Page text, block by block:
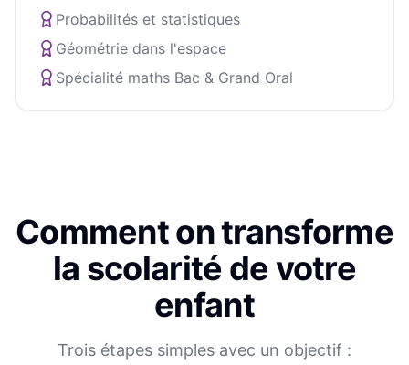
Probabilités et statistiques
Géométrie dans l'espace
Spécialité maths Bac & Grand Oral
Comment on transforme
la scolarité de votre
enfant
Trois étapes simples avec un objectif :